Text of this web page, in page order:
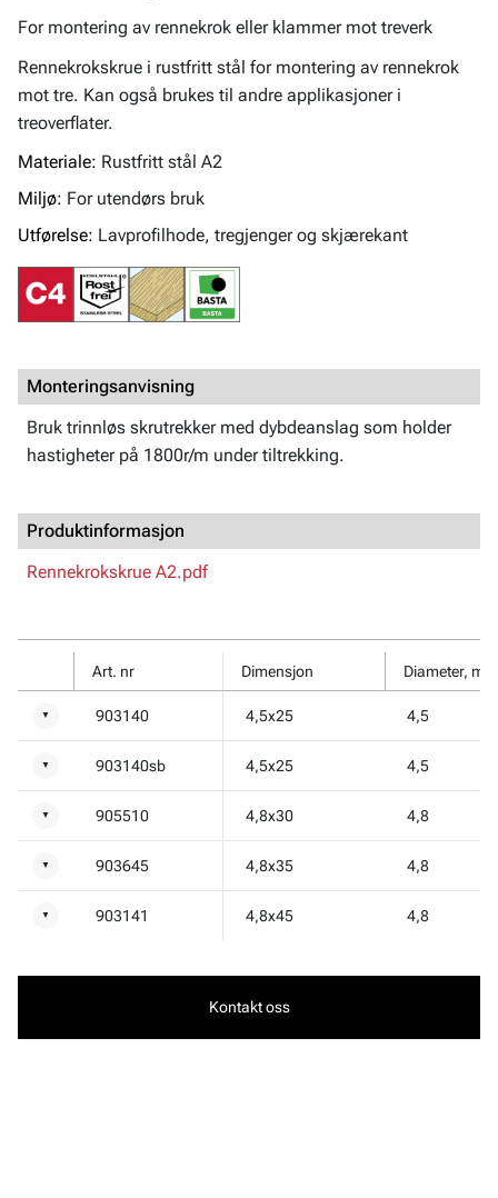
For montering av rennekrok eller klammer mot treverk
Rennekrokskrue i rustfritt stål for montering av rennekrok
mot tre. Kan også brukes til andre applikasjoner i
treoverflater.
Materiale: Rustfritt stål A2
Miljø: For utendørs bruk
Utførelse: Lavprofilhode, tregjenger og skjærekant
Monteringsanvisning
Bruk trinnløs skrutrekker med dybdeanslag som holder
hastigheter på 1800r/m under tiltrekking.
Produktinformasjon
Rennekrokskrue A2.pdf
Art. nr Dimensjon Diameter, mm
▼ 903140 4,5x25 4,5
▼ 903140sb 4,5x25 4,5
▼ 905510 4,8x30 4,8
▼ 903645 4,8x35 4,8
▼ 903141 4,8x45 4,8
Kontakt oss